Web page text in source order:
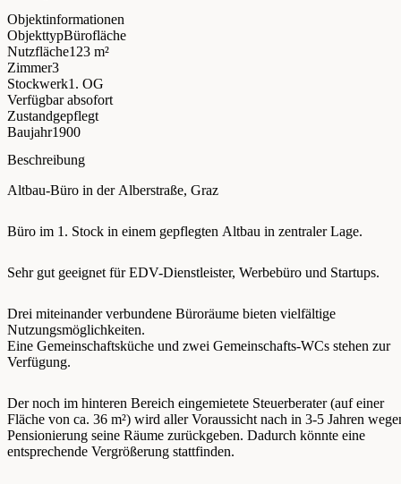
Objektinformationen
ObjekttypBürofläche
Nutzfläche123 m²
Zimmer3
Stockwerk1. OG
Verfügbar absofort
Zustandgepflegt
Baujahr1900
Beschreibung
Altbau-Büro in der Alberstraße, Graz
Büro im 1. Stock in einem gepflegten Altbau in zentraler Lage.
Sehr gut geeignet für EDV-Dienstleister, Werbebüro und Startups.
Drei miteinander verbundene Büroräume bieten vielfältige
Nutzungsmöglichkeiten.
Eine Gemeinschaftsküche und zwei Gemeinschafts-WCs stehen zur
Verfügung.
Der noch im hinteren Bereich eingemietete Steuerberater (auf einer
Fläche von ca. 36 m²) wird aller Voraussicht nach in 3-5 Jahren
Pensionierung seine Räume zurückgeben. Dadurch könnte eine
entsprechende Vergrößerung stattfinden.